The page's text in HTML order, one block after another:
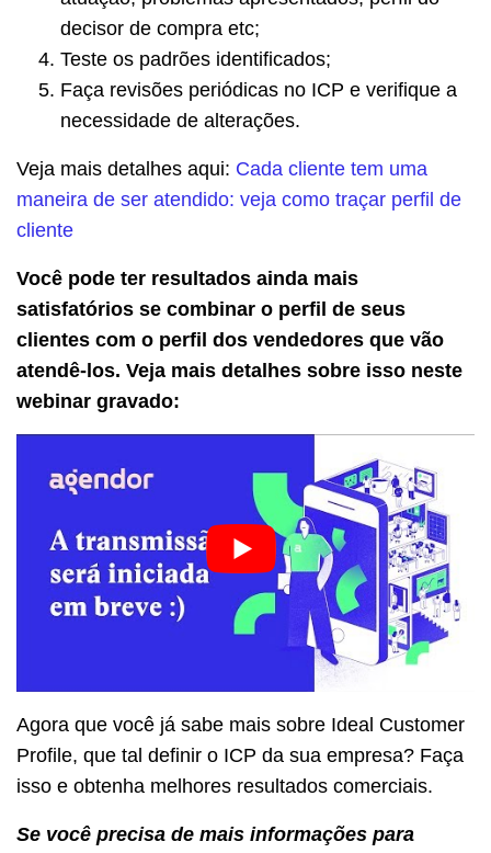
decisor de compra etc;
Teste os padrões identificados;
Faça revisões periódicas no ICP e verifique a
necessidade de alterações.
Veja mais detalhes aqui: Cada cliente tem uma
maneira de ser atendido: veja como traçar perfil de
cliente
Você pode ter resultados ainda mais
satisfatórios se combinar o perfil de seus
clientes com o perfil dos vendedores que vão
atendê-los. Veja mais detalhes sobre isso neste
webinar gravado:
Agora que você já sabe mais sobre Ideal Customer
Profile, que tal definir o ICP da sua empresa? Faça
isso e obtenha melhores resultados comerciais.
Se você precisa de mais informações para